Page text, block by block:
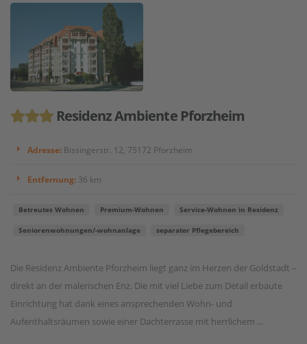
Residenz Ambiente Pforzheim
Adresse: Bissingerstr. 12, 75172 Pforzheim
Entfernung: 36 km
Betreutes Wohnen Premium-Wohnen Service-Wohnen in Residenz
Seniorenwohnungen/-wohnanlage separater Pflegebereich
Die Residenz Ambiente Pforzheim liegt ganz im Herzen der Goldstadt –
direkt an der malerischen Enz. Die mit viel Liebe zum Detail erbaute
Einrichtung hat dank eines ansprechenden Wohn- und
Aufenthaltsräumen sowie einer Dachterrasse mit herrlichem ...